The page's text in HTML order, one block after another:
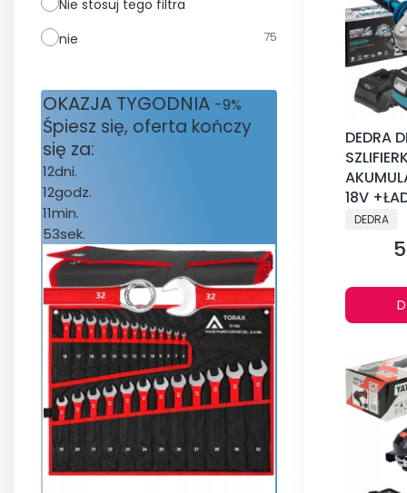
Nie stosuj tego filtra
nie
75
OKAZJA TYGODNIA -9%
Śpiesz się, oferta kończy
się za:
12dni.
12godz.
11min.
53sek.
DEDRA
18V
DEDRA